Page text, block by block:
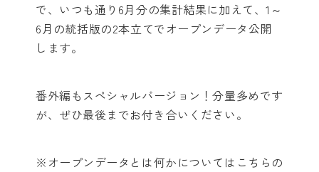
で、いつも通り6月分の集計結果に加えて、1～
6月の統括版の2本立てでオープンデータ公開
します。
番外編もスペシャルバージョン！分量多めです
が、ぜひ最後までお付き合いください。
※オープンデータとは何かについてはこちらの